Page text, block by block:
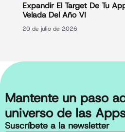
Expandir El Target De Tu
Velada Del Año VI
20 de julio de 2026
Mantente un paso
universo de las
Suscríbete a la newsletter